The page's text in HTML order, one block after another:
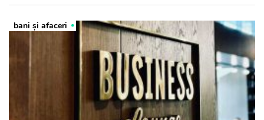
bani și afaceri